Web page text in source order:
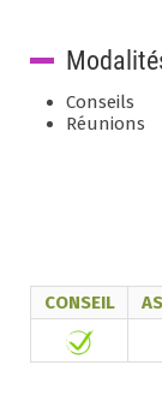
Conseils
Réunions
CONSEIL